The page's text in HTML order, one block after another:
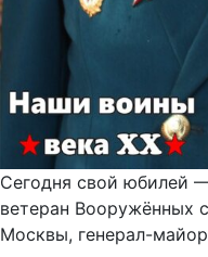
Cегодня свой юбилей
ветеран Вооружённых
Москвы, генерал-майор